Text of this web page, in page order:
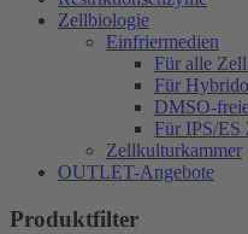
Zellbiologie
Einfriermedien
Für alle
Für
DMSO-
Für IPS/ES
Zellkulturkammer
OUTLET-Angebote
Produktfilter